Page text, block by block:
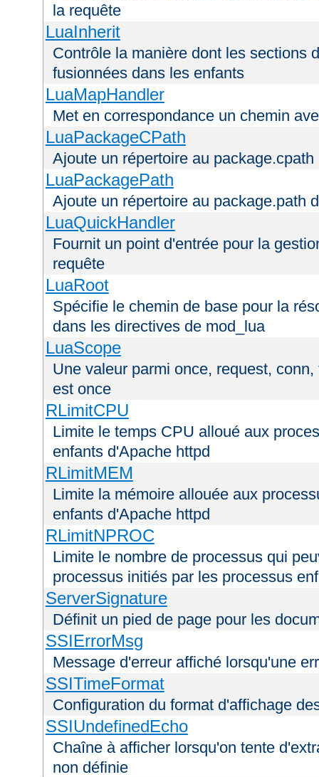
la requête
LuaInherit
Contrôle la manière dont les sections
fusionnées dans les enfants
LuaMapHandler
Met en correspondance un chemin
LuaPackageCPath
Ajoute un répertoire au package.cpath
LuaPackagePath
Ajoute un répertoire au package.path
LuaQuickHandler
Fournit un point d'entrée pour la
requête
LuaRoot
Spécifie le chemin de base pour la
dans les directives de mod_lua
LuaScope
Une valeur parmi once, request,
est once
RLimitCPU
Limite le temps CPU alloué aux
enfants d'Apache httpd
RLimitMEM
Limite la mémoire allouée aux
enfants d'Apache httpd
RLimitNPROC
Limite le nombre de processus qui
processus initiés par les processus
ServerSignature
Définit un pied de page pour les
SSIErrorMsg
Message d'erreur affiché lorsqu'une
SSITimeFormat
Configuration du format d'affichage
SSIUndefinedEcho
Chaîne à afficher lorsqu'on tente
non définie